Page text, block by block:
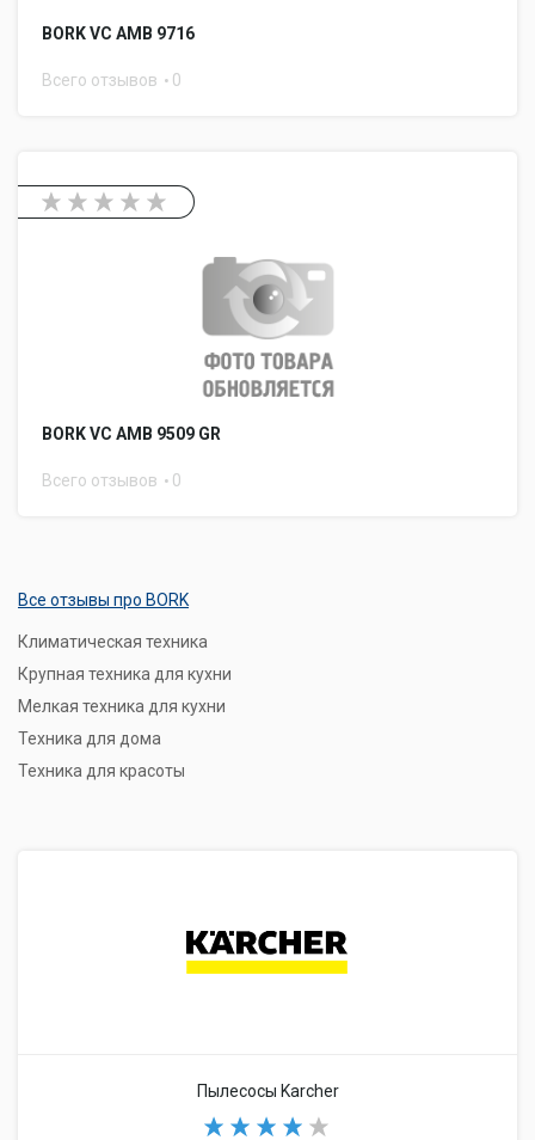
BORK VC AMB 9716
Всего отзывов 0
BORK VC AMB 9509 GR
Всего отзывов 0
Все отзывы про BORK
Климатическая техника
Крупная техника для кухни
Мелкая техника для кухни
Техника для дома
Техника для красоты
Пылесосы Karcher